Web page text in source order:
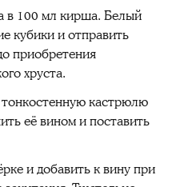
в 100 мл кирша. Белый
кубики и отправить
приобретения
хруста.
кастрюлю
её вином и поставить
и добавить к вину при